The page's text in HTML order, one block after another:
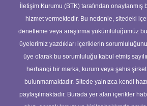
İletişim Kurumu (BTK) tarafından onaylanmış
hizmet vermektedir. Bu nedenle, sitedeki
denetleme veya araştırma yükümlülüğümüz
üyelerimiz yazdıkları içeriklerin
üye olarak bu sorumluluğu kabul etmiş
herhangi bir marka, kurum veya şahıs
bulunmamaktadır. Sitede yalnızca kendi
paylaşılmaktadır. Burada yer alan içerikler